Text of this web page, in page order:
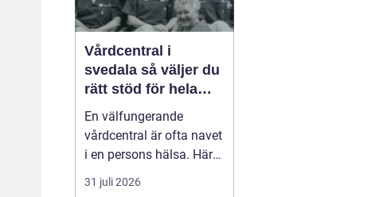
Vårdcentral i
svedala så väljer du
rätt stöd för hela
livet
En välfungerande
vårdcentral är ofta navet
i en persons hälsa. Här
får människor hjälp med
allt från förkylningar och
31 juli 2026